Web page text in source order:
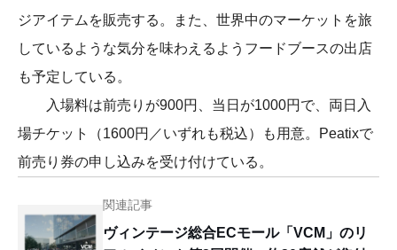
ジアイテムを販売する。また、世界中のマーケットを旅
しているような気分を味わえるようフードブースの出店
も予定している。
入場料は前売りが900円、当日が1000円で、両日入
場チケット（1600円／いずれも税込）も用意。Peatixで
前売り券の申し込みを受け付けている。
関連記事
ヴィンテージ総合ECモール「VCM」のリ